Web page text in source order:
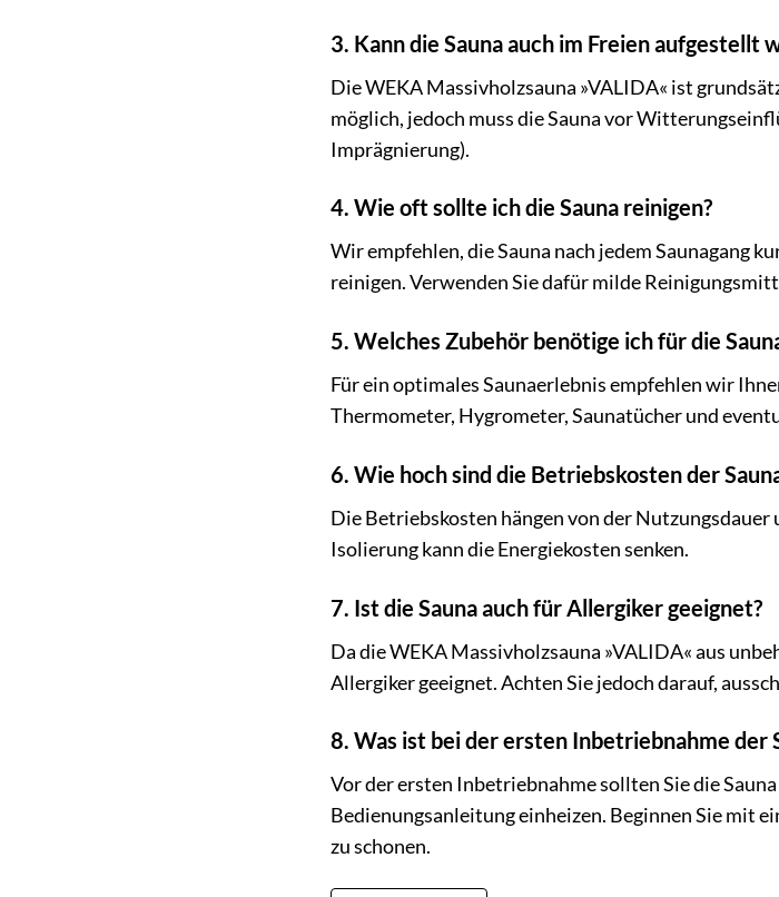
3. Kann die Sauna auch im Freien aufgestellt
Die WEKA Massivholzsauna »VALIDA« ist
möglich, jedoch muss die Sauna vor
Imprägnierung).
4. Wie oft sollte ich die Sauna reinigen?
Wir empfehlen, die Sauna nach jedem Saunagang
reinigen. Verwenden Sie dafür milde
5. Welches Zubehör benötige ich für die
Für ein optimales Saunaerlebnis empfehlen wir
Thermometer, Hygrometer, Saunatücher und
6. Wie hoch sind die Betriebskosten der
Die Betriebskosten hängen von der
Isolierung kann die Energiekosten senken.
7. Ist die Sauna auch für Allergiker geeignet?
Da die WEKA Massivholzsauna »VALIDA« aus
Allergiker geeignet. Achten Sie jedoch darauf,
8. Was ist bei der ersten Inbetriebnahme der
Vor der ersten Inbetriebnahme sollten Sie die
Bedienungsanleitung einheizen. Beginnen Sie mit
zu schonen.